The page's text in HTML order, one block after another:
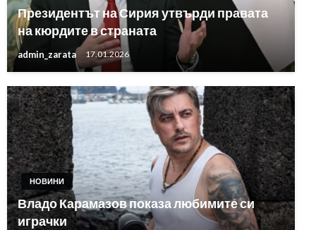
Президентът на Сирия утвърди правата
на кюрдите в страната
admin_zarata 17.01.2026
НОВИНИ
Владо Карамазов показа любимите си
играчки